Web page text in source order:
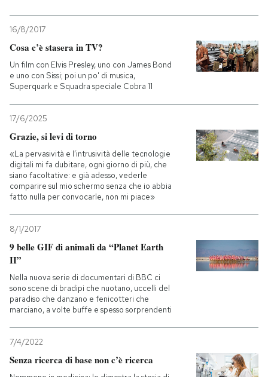
16/8/2017
Cosa c’è stasera in TV?
Un film con Elvis Presley, uno con James Bond
e uno con Sissi; poi un po' di musica,
Superquark e Squadra speciale Cobra 11
17/6/2025
Grazie, si levi di torno
«La pervasività e l’intrusività delle tecnologie
digitali mi fa dubitare, ogni giorno di più, che
siano facoltative: e già adesso, vederle
comparire sul mio schermo senza che io abbia
fatto nulla per convocarle, non mi piace»
8/1/2017
9 belle GIF di animali da “Planet Earth
II”
Nella nuova serie di documentari di BBC ci
sono scene di bradipi che nuotano, uccelli del
paradiso che danzano e fenicotteri che
marciano, a volte buffe e spesso sorprendenti
7/4/2022
Senza ricerca di base non c’è ricerca